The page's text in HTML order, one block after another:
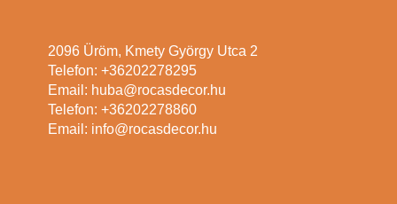
2096 Üröm, Kmety György Utca 2
Telefon: +36202278295
Email: huba@rocasdecor.hu
Telefon: +36202278860
Email: info@rocasdecor.hu